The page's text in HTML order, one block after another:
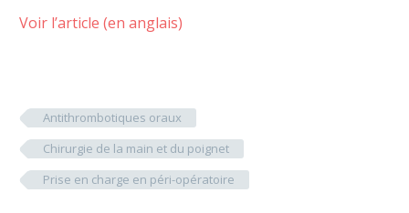
Voir l’article (en anglais)
Antithrombotiques oraux
Chirurgie de la main et du poignet
Prise en charge en péri-opératoire